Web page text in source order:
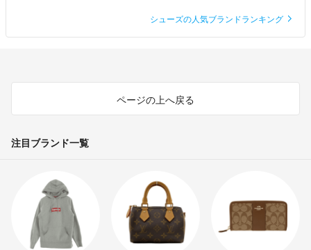
シューズの人気ブランドランキング
ページの上へ戻る
注目ブランド一覧